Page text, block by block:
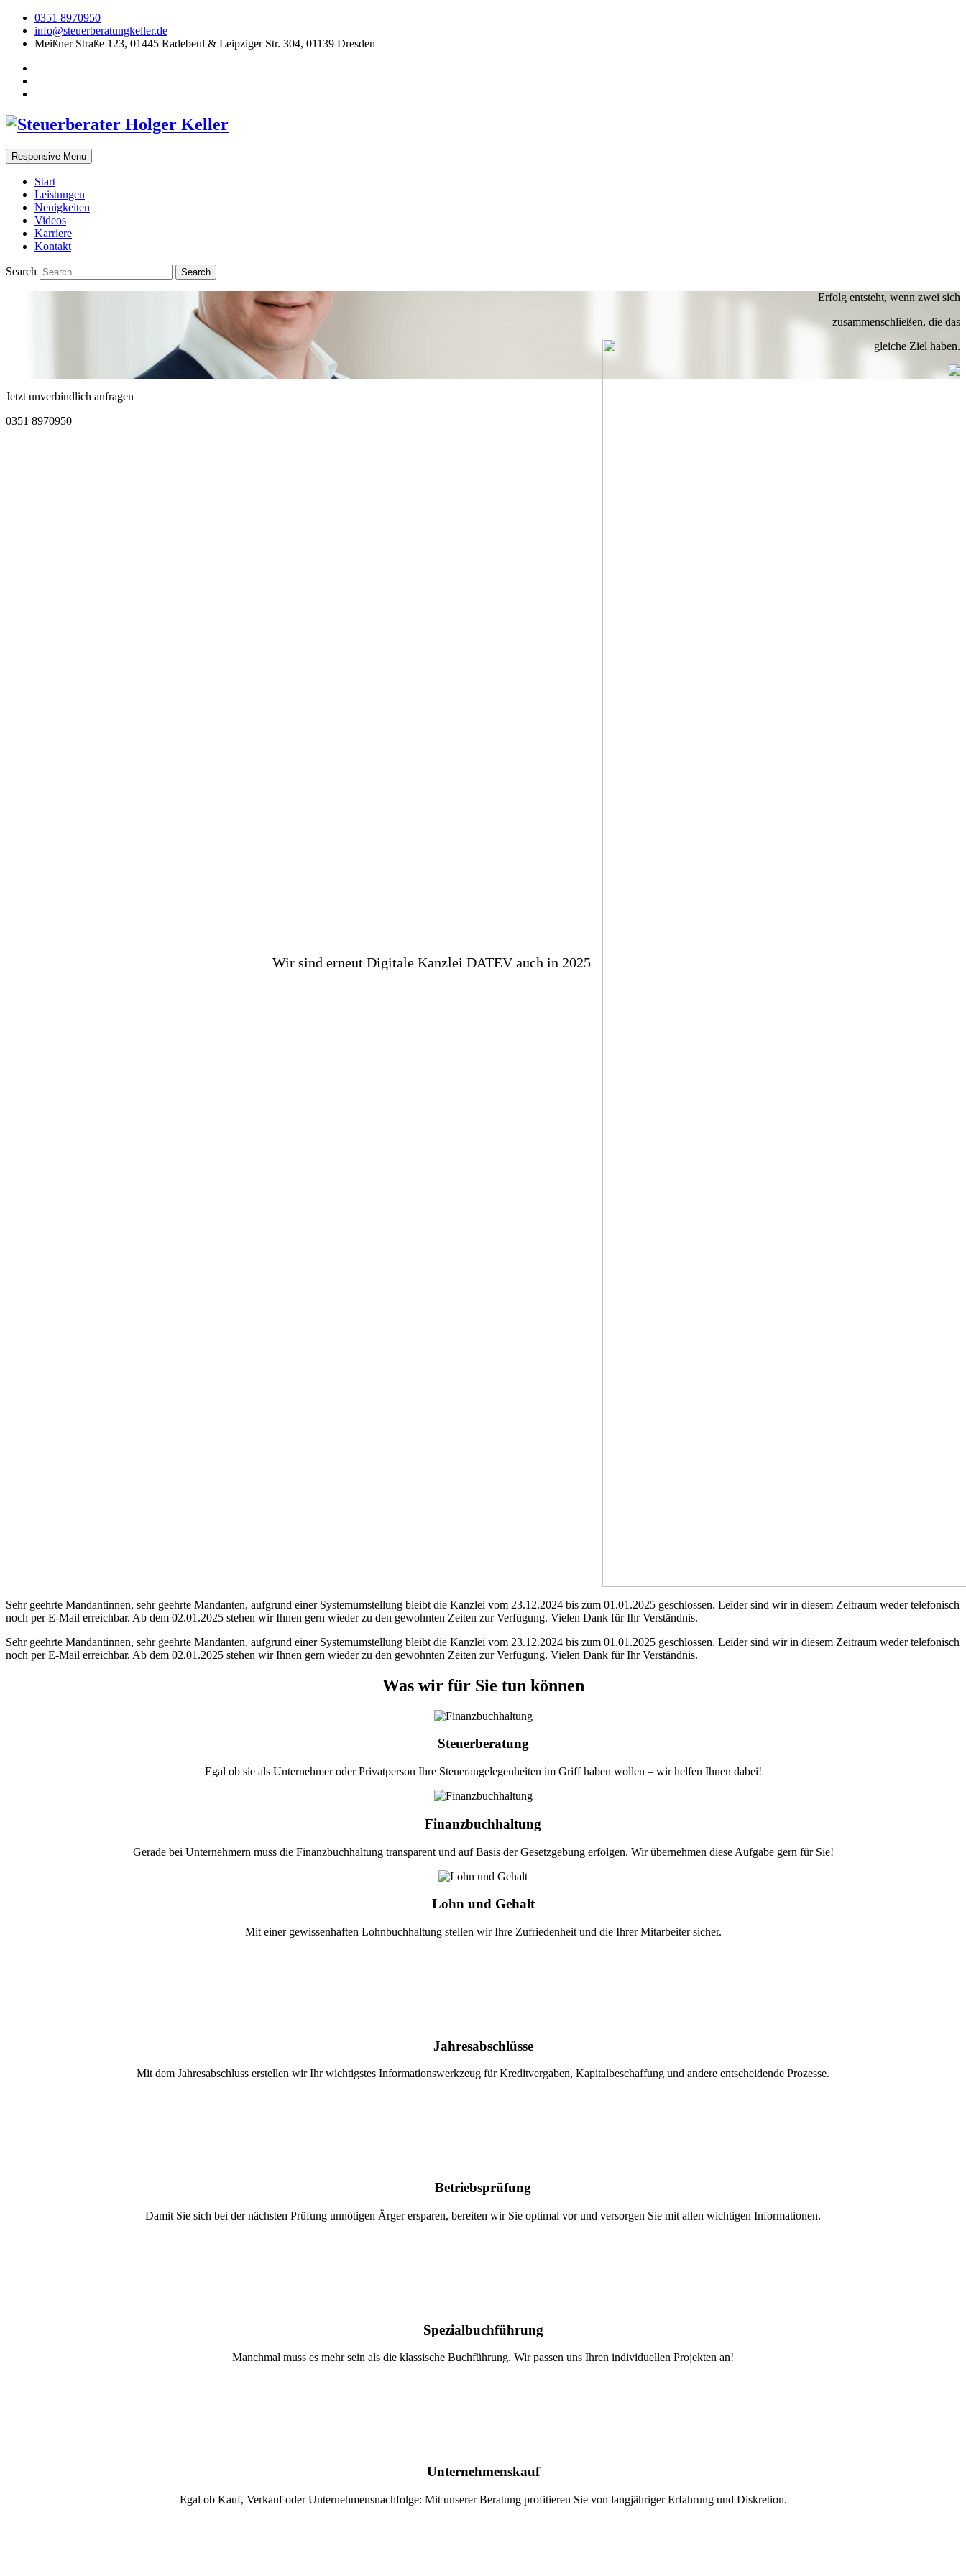
0351 8970950
info@steuerberatungkeller.de
Meißner Straße 123, 01445 Radebeul & Leipziger Str. 304, 01139 Dresden
Responsive Menu
Start
Leistungen
Neuigkeiten
Videos
Karriere
Kontakt
Search
Erfolg entsteht, wenn zwei sich
zusammenschließen, die das
gleiche Ziel haben.
Jetzt unverbindlich anfragen
0351 8970950
Wir sind erneut Digitale Kanzlei DATEV auch in 2025
Sehr geehrte Mandantinnen, sehr geehrte Mandanten, aufgrund einer Systemumstellung bleibt die Kanzlei vom 23.12.2024 bis zum 01.01.2025 geschlossen. Leider sind wir in diesem Zeitraum weder telefonisch
noch per E-Mail erreichbar. Ab dem 02.01.2025 stehen wir Ihnen gern wieder zu den gewohnten Zeiten zur Verfügung. Vielen Dank für Ihr Verständnis.
Sehr geehrte Mandantinnen, sehr geehrte Mandanten, aufgrund einer Systemumstellung bleibt die Kanzlei vom 23.12.2024 bis zum 01.01.2025 geschlossen. Leider sind wir in diesem Zeitraum weder telefonisch
noch per E-Mail erreichbar. Ab dem 02.01.2025 stehen wir Ihnen gern wieder zu den gewohnten Zeiten zur Verfügung. Vielen Dank für Ihr Verständnis.
Was wir für Sie tun können
Steuerberatung
Egal ob sie als Unternehmer oder Privatperson Ihre Steuerangelegenheiten im Griff haben wollen – wir helfen Ihnen dabei!
Finanzbuchhaltung
Gerade bei Unternehmern muss die Finanzbuchhaltung transparent und auf Basis der Gesetzgebung erfolgen. Wir übernehmen diese Aufgabe gern für Sie!
Lohn und Gehalt
Mit einer gewissenhaften Lohnbuchhaltung stellen wir Ihre Zufriedenheit und die Ihrer Mitarbeiter sicher.
Jahresabschlüsse
Mit dem Jahresabschluss erstellen wir Ihr wichtigstes Informationswerkzeug für Kreditvergaben, Kapitalbeschaffung und andere entscheidende Prozesse.
Betriebsprüfung
Damit Sie sich bei der nächsten Prüfung unnötigen Ärger ersparen, bereiten wir Sie optimal vor und versorgen Sie mit allen wichtigen Informationen.
Spezialbuchführung
Manchmal muss es mehr sein als die klassische Buchführung. Wir passen uns Ihren individuellen Projekten an!
Unternehmenskauf
Egal ob Kauf, Verkauf oder Unternehmensnachfolge: Mit unserer Beratung profitieren Sie von langjähriger Erfahrung und Diskretion.